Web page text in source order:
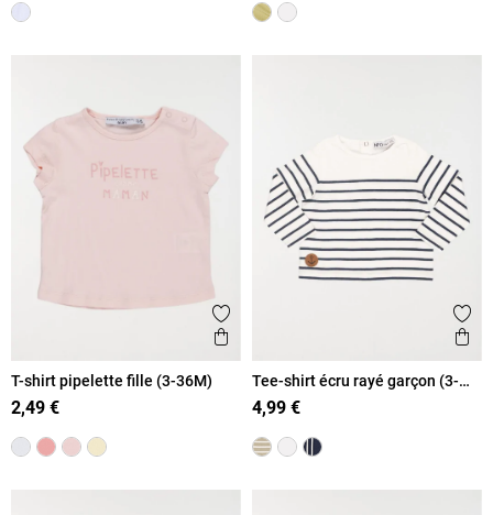
Ajouter aux favoris
Aperçu rapide
T-shirt pipelette fille (3-36M)
2,49 €
Tee-shirt écru rayé garçon (3-
36M)
4,99 €